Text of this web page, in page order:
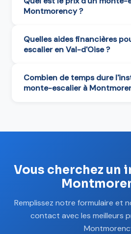
Montmorency ?
Quelles aides financières
escalier en Val-d'Oise ?
Combien de temps dure
monte-escalier à
Vous cherchez un
Remplissez notre formulaire et
contact avec les meilleurs